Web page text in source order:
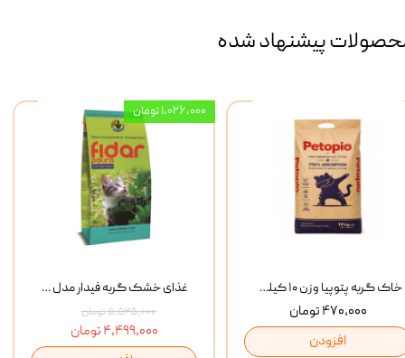
پیشنهاد شده
غذای خشک گربه فیدار مدل Adult وزن 10 کیلوگرم
۵,۵۲۵,۰۰۰ تومان
۴,۴۹۹,۰۰۰ تومان
۱,۰۲۶,۰۰۰ تومان
خاک گربه پتوپیا وزن ۱۰ کیلوگرم
۴۷۰,۰۰۰ تومان
افزودن